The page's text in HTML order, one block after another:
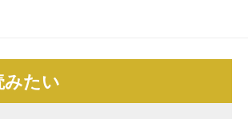
たい